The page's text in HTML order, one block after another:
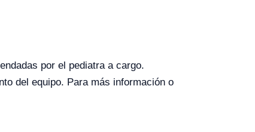
por el pediatra a cargo.
del equipo. Para más información o